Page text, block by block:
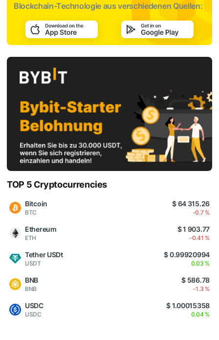
Blockchain-Technologie aus verschiedenen Quellen:
TOP 5 Cryptocurrencies
Bitcoin
BTC
$ 64 315.26
-0.7 %
Ethereum
ETH
$ 1 903.77
-0.41 %
Tether USDt
USDT
$ 0.99920994
0.03 %
BNB
BNB
$ 586.78
-1.3 %
USDC
USDC
$ 1.00015358
0.04 %